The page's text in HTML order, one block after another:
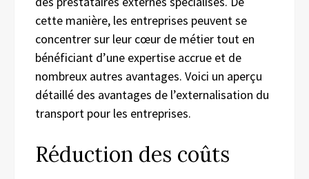
cette manière, les entreprises peuvent se
concentrer sur leur cœur de métier tout en
bénéficiant d’une expertise accrue et de
nombreux autres avantages. Voici un aperçu
détaillé des avantages de l’externalisation du
transport pour les entreprises.
Réduction des coûts